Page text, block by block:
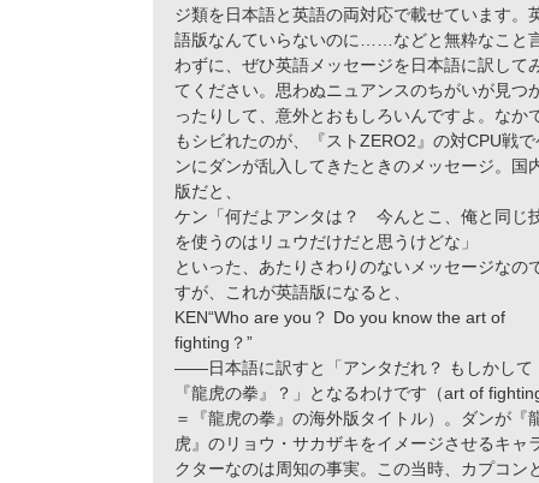
ジ類を日本語と英語の両対応で載せています。
語版なんていらないのに……などと無粋なこと
わずに、ぜひ英語メッセージを日本語に訳して
てください。思わぬニュアンスのちがいが見つ
ったりして、意外とおもしろいんですよ。なか
もシビれたのが、『ストZERO2』の対CPU戦で
ンにダンが乱入してきたときのメッセージ。国
版だと、
ケン「何だよアンタは？ 今んとこ、俺と同じ
を使うのはリュウだけだと思うけどな」
といった、あたりさわりのないメッセージなの
すが、これが英語版になると、
KEN“Who are you？ Do you know the art of
fighting？”
――日本語に訳すと「アンタだれ？ もしかして
『龍虎の拳』？」となるわけです（art of
＝『龍虎の拳』の海外版タイトル）。ダンが『
虎』のリョウ・サカザキをイメージさせるキャ
クターなのは周知の事実。この当時、カプコン